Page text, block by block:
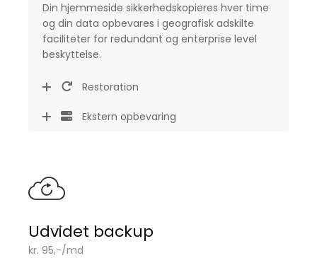
Din hjemmeside sikkerhedskopieres hver time
og din data opbevares i geografisk adskilte
faciliteter for redundant og enterprise level
beskyttelse.
Restoration
Ekstern opbevaring
Udvidet backup
kr. 95,-/md